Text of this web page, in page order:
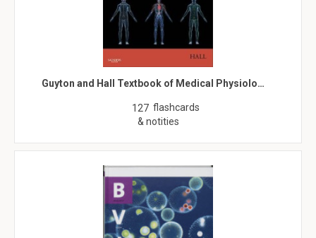
Guyton and Hall Textbook of Medical Physiolo…
127 flashcards
& notities